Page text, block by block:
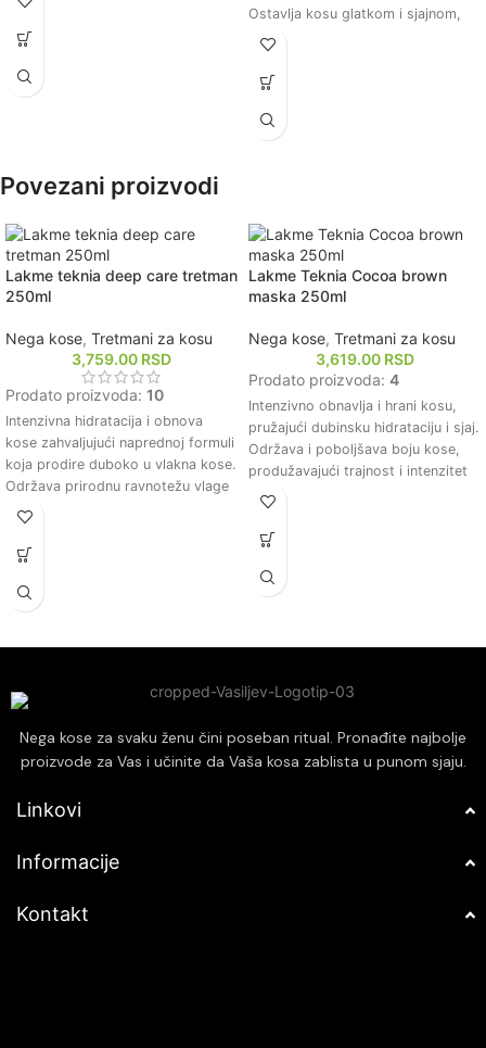
mršenje, što čini stilizovanje kose
Štiti kosu od štetnih uticaja
održavajući intenzitet i sjaj farbane
Ostavlja kosu glatkom i sjajnom,
poboljšavajući njen ukupni izgled i
Olakšava raščešljavanje kose,
olakšavajući stilizovanje.
alatima.
Povezani proizvodi
Lakme teknia deep care tretman
250ml
Nega kose, Tretmani za kosu
3,759.00 RSD
Prodato proizvoda: 10
Intenzivna hidratacija i obnova
kose zahvaljujući naprednoj formuli
koja prodire duboko u vlakna kose.
Održava prirodnu ravnotežu vlage
u kosi, čineći je mekom, glatkom i
Obogaćen prirodnim sastojcima
oštećenja uzrokovanih spoljnim
Idealno za sve tipove kose,
kojoj je potrebna dodatna nega i
revitalizacija.
Lakme Teknia Cocoa brown
maska 250ml
Nega kose, Tretmani za kosu
3,619.00 RSD
Prodato proizvoda: 4
Intenzivno obnavlja i hrani kosu,
pružajući dubinsku hidrataciju i sjaj.
Održava i poboljšava boju kose,
produžavajući trajnost i intenzitet
smeđih tonova.
sastojcima koji pomažu u zaštiti
uticaja.
kovrdžanje i neposlušnost.
pružajući personalizovanu negu i
Nega kose za svaku ženu čini poseban ritual. Pronađite najbolje
proizvode za Vas i učinite da Vaša kosa zablista u punom sjaju.
Linkovi
Informacije
Kontakt